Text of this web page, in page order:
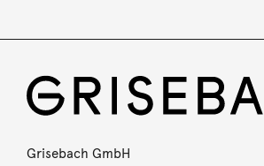
Grisebach GmbH